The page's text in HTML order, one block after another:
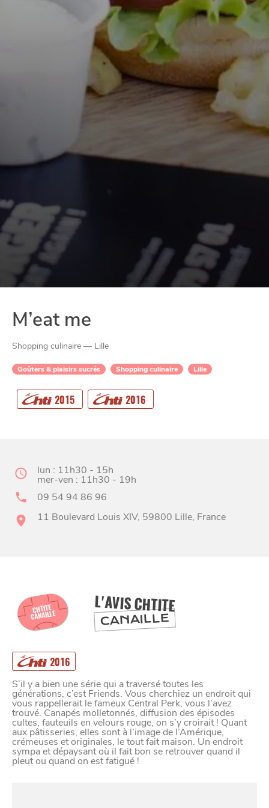
M’eat me
Shopping culinaire — Lille
Goûters & plaisirs sucrés Shopping culinaire Lille
2015 2016
CHTITE
CANAILLE
L'AVIS CHTITE
CANAILLE
2016
S’il y a bien une série qui a traversé toutes les
générations, c’est Friends. Vous cherchiez un endroit qui
vous rappellerait le fameux Central Perk, vous l’avez
trouvé. Canapés molletonnés, diffusion des épisodes
cultes, fauteuils en velours rouge, on s’y croirait ! Quant
aux pâtisseries, elles sont à l’image de l’Amérique,
crémeuses et originales, le tout fait maison. Un endroit
sympa et dépaysant où il fait bon se retrouver quand il
pleut ou quand on est fatigué !
lun : 11h30 - 15h
mer-ven : 11h30 - 19h
09 54 94 86 96
11 Boulevard Louis XIV, 59800 Lille, France
CHTITE
DEPUIS 1973